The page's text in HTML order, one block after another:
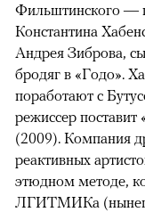
Фильштинского —
Константина
Андрея Зиброва,
бродяг в «Годо».
поработают с
режиссер
(2009). Компания
реактивных
этюдном методе,
ЛГИТМИКа